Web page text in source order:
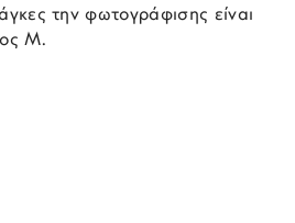
την φωτογράφισης είναι
M.